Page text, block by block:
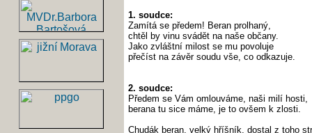
1. soudce:
Zamítá se předem! Beran prolhaný,
chtěl by vinu svádět na naše občany.
Jako zvláštní milost se mu povoluje
přečíst na závěr soudu vše, co odkazuje.
2. soudce:
Předem se Vám omlouváme, naši milí hosti,
berana tu sice máme, je to ovšem k zlosti.
Chudák beran, velký hříšník, dostal z toho